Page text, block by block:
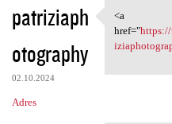
patriziaph
otography
02.10.2024
Adres
<a
<a
href="https://